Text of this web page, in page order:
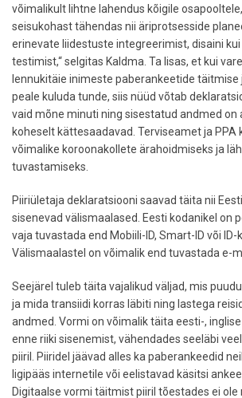
võimalikult lihtne lahendus kõigile
seisukohast tähendas nii äriprotsesside
erinevate liidestuste integreerimist, disaini
testimist,“ selgitas Kaldma. Ta lisas, et kui
lennukitäie inimeste paberankeetide
peale kuluda tunde, siis nüüd võtab
vaid mõne minuti ning sisestatud andmed
koheselt kättesaadavad. Terviseamet ja PPA
võimalike koroonakollete ärahoidmiseks ja
tuvastamiseks.
Piiriületaja deklaratsiooni saavad täita nii
sisenevad välismaalased. Eesti kodanikel on
vaja tuvastada end Mobiili-ID, Smart-ID või ID-
Välismaalastel on võimalik end tuvastada e-
Seejärel tuleb täita vajalikud väljad, mis
ja mida transiidi korras läbiti ning lastega
andmed. Vormi on võimalik täita eesti-,
enne riiki sisenemist, vähendades seeläbi
piiril. Piiridel jäävad alles ka paberankeedid
ligipääs internetile või eelistavad käsitsi
Digitaalse vormi täitmist piiril tõestades ei ole